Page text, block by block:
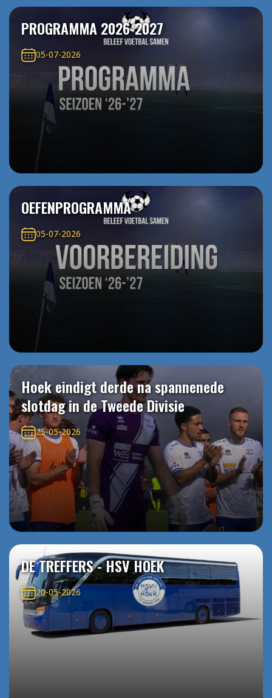
PROGRAMMA 2026-2027
05-07-2026
OEFENPROGRAMMA
05-07-2026
Hoek eindigt derde na spannenede
slotdag in de Tweede Divisie
25-05-2026
DE TREFFERS - HSV HOEK
20-05-2026